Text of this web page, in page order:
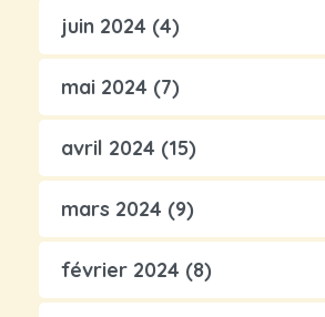
juin 2024 (4)
mai 2024 (7)
avril 2024 (15)
mars 2024 (9)
février 2024 (8)